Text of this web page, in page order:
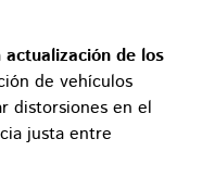
actualización de los
de vehículos
distorsiones en el
justa entre